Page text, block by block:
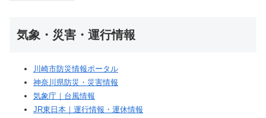
気象・災害・運行情報
川崎市防災情報ポータル
神奈川県防災・災害情報
気象庁｜台風情報
JR東日本｜運行情報・運休情報